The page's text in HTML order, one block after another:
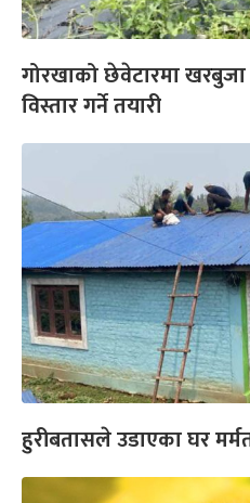
गोरखाको छेवेटारमा
विस्तार गर्ने तयारी
हुरीबतासले उडाएका घर